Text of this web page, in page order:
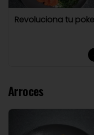
Revoluciona tu poke
Arroces